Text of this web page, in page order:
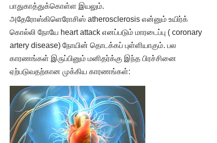
பாதுகாத்துக்கொள்ள இயலும்.
அதேரோஸ்கிளெரோசிஸ் atherosclerosis என்னும் உயிர்க்
கொல்லி நோயே heart attack எனப்படும் மாரடைப்பு ( coronary
artery disease) நோயின் தொடக்கப் புள்ளியாகும். பல
காரணங்கள் இருப்பினும் மனிதர்க்கு இந்த பிரச்சினை
ஏற்படுவதற்கான முக்கிய காரணங்கள்: